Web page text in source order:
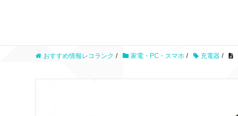
おすすめ情報レコランク / 家電・PC・スマホ / 充電器 /